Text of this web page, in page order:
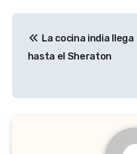
de
La cocina india llega
hasta el Sheraton